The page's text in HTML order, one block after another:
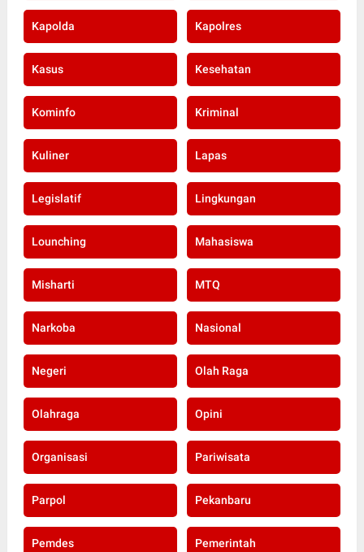
Kapolda Kapolres
Kasus Kesehatan
Kominfo Kriminal
Kuliner Lapas
Legislatif Lingkungan
Lounching Mahasiswa
Misharti MTQ
Narkoba Nasional
Negeri Olah Raga
Olahraga Opini
Organisasi Pariwisata
Parpol Pekanbaru
Pemdes Pemerintah